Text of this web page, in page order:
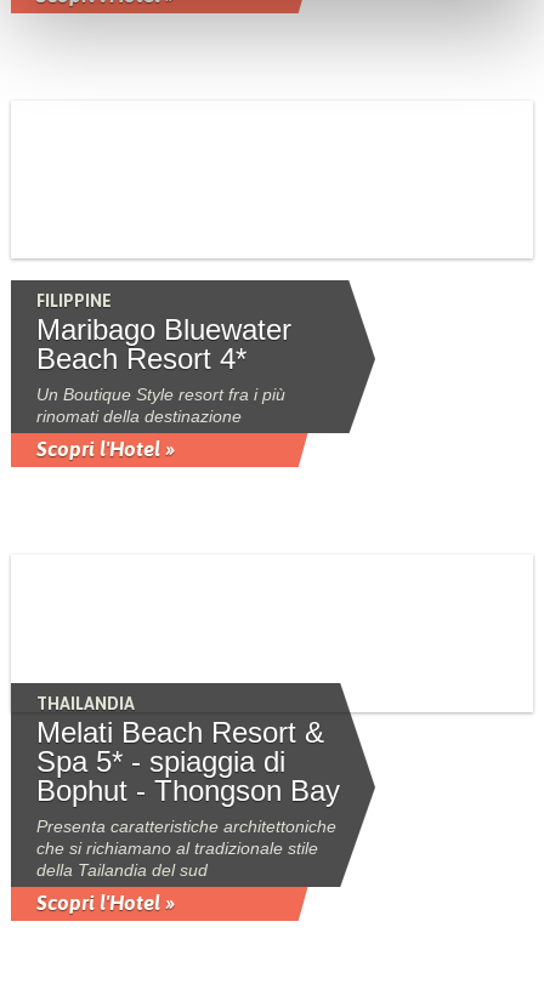
FILIPPINE
Maribago Bluewater
Beach Resort 4*
Un Boutique Style resort fra i più
rinomati della destinazione
Scopri l'Hotel »
THAILANDIA
Melati Beach Resort &
Spa 5* - spiaggia di
Bophut - Thongson Bay
Presenta caratteristiche architettoniche
che si richiamano al tradizionale stile
della Tailandia del sud
Scopri l'Hotel »